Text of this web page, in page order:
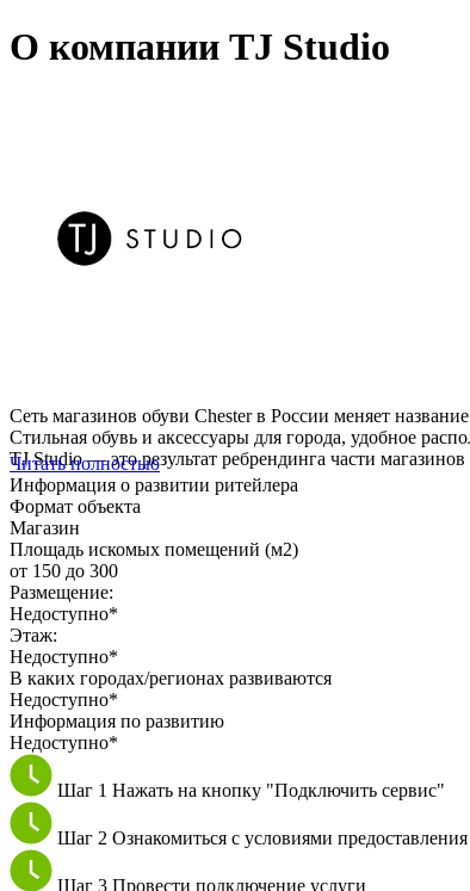
О компании TJ Studio
Cеть магазинов обуви Chester в России меняет
Стильная обувь и аксессуары для города, удобное
TJ Studio — это результат ребрендинга части магазинов
Читать полностью
Информация о развитии ритейлера
Формат объекта
Магазин
Площадь искомых помещений (м2)
от 150 до 300
Размещение:
Недоступно*
Этаж:
Недоступно*
В каких городах/регионах развиваются
Недоступно*
Информация по развитию
Недоступно*
Шаг 1 Нажать на кнопку "Подключить сервис"
Шаг 2 Ознакомиться с условиями
Шаг 3 Провести подключение услуги